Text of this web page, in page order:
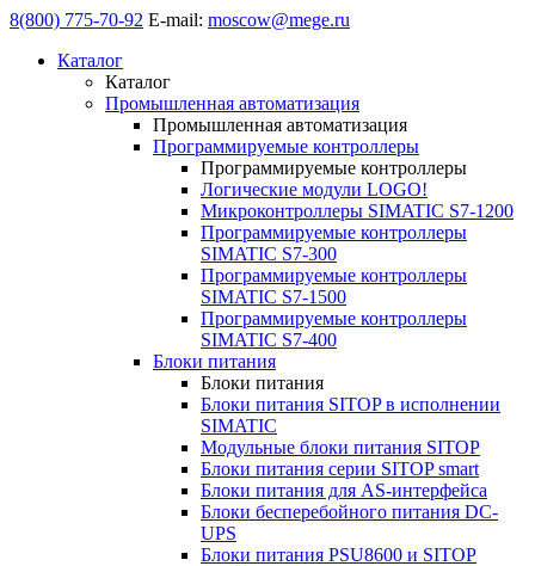
8(800) 775-70-92 E-mail: moscow@mege.ru
Каталог
Каталог
Промышленная автоматизация
Промышленная автоматизация
Программируемые контроллеры
Программируемые контроллеры
Логические модули LOGO!
Микроконтроллеры SIMATIC S7-1200
Программируемые контроллеры
SIMATIC S7-300
Программируемые контроллеры
SIMATIC S7-1500
Программируемые контроллеры
SIMATIC S7-400
Блоки питания
Блоки питания
Блоки питания SITOP в исполнении
SIMATIC
Модульные блоки питания SITOP
Блоки питания серии SITOP smart
Блоки питания для AS-интерфейса
Блоки бесперебойного питания DC-
UPS
Блоки питания PSU8600 и SITOP